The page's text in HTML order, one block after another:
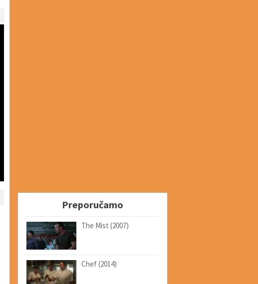
Preporučamo
The Mist (2007)
Chef (2014)